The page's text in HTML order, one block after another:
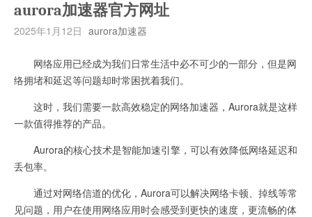
aurora加速器官方网址
2025年1月12日 aurora加速器
网络应用已经成为我们日常生活中必不可少的一部分，但是网
络拥堵和延迟等问题却时常困扰着我们。
这时，我们需要一款高效稳定的网络加速器，Aurora就是这样
一款值得推荐的产品。
Aurora的核心技术是智能加速引擎，可以有效降低网络延迟和
丢包率。
通过对网络信道的优化，Aurora可以解决网络卡顿、掉线等常
见问题，用户在使用网络应用时会感受到更快的速度，更流畅的体